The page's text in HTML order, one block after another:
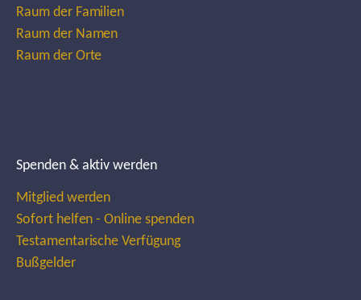
Raum der Familien
Raum der Namen
Raum der Orte
Spenden & aktiv werden
Mitglied werden
Sofort helfen - Online spenden
Testamentarische Verfügung
Bußgelder